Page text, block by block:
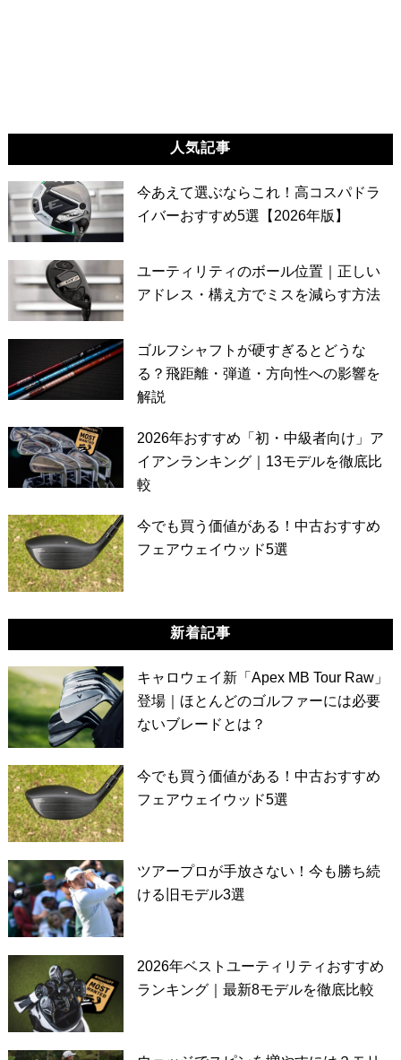
人気記事
今あえて選ぶならこれ！高コスパドラ
イバーおすすめ5選【2026年版】
ユーティリティのボール位置｜正しい
アドレス・構え方でミスを減らす方法
ゴルフシャフトが硬すぎるとどうな
る？飛距離・弾道・方向性への影響を
解説
2026年おすすめ「初・中級者向け」ア
イアンランキング｜13モデルを徹底比
較
今でも買う価値がある！中古おすすめ
フェアウェイウッド5選
新着記事
キャロウェイ新「Apex MB Tour Raw」
登場｜ほとんどのゴルファーには必要
ないブレードとは？
今でも買う価値がある！中古おすすめ
フェアウェイウッド5選
ツアープロが手放さない！今も勝ち続
ける旧モデル3選
2026年ベストユーティリティおすすめ
ランキング｜最新8モデルを徹底比較